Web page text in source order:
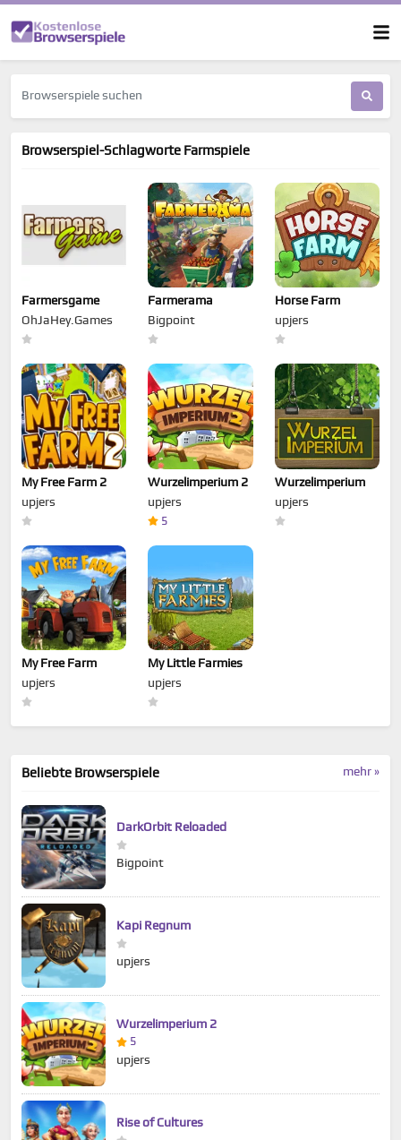
Browserspiel-Schlagworte Farmspiele
Farmersgame
OhJaHey.Games
Farmerama
Bigpoint
Horse Farm
upjers
My Free Farm 2
upjers
Wurzelimperium 2
upjers
5
Wurzelimperium
upjers
My Free Farm
upjers
My Little Farmies
upjers
mehr »
Beliebte Browserspiele
DarkOrbit Reloaded
Bigpoint
Kapi Regnum
upjers
Wurzelimperium 2
5
upjers
Rise of Cultures